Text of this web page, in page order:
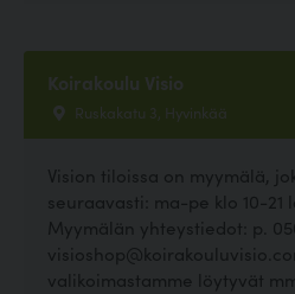
Koirakoulu Visio
Ruskakatu 3, Hyvinkää
Vision tiloissa on myymälä,
seuraavasti: ma-pe klo 10-21
Myymälän yhteystiedot: p.
valikoimastamme löytyvät